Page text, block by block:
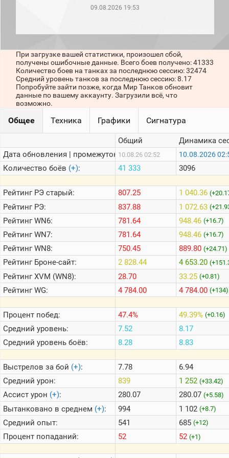
месяц)
игроков
последние
сессии)
1000
стримеров
Информация
Онлайн
Цветовая
шкала
Теlegram
ВК
Портал
Мира
09.08.2026 19:53
При загрузке вашей статистики, произошел сбой,
получены ошибочные данные. Всего боев получено: 41333
Количество боев на танках за последнюю сессию: 32474
Средний уровень танков за последнюю сессию: 8.17
Попробуйте зайти позже, когда Мир Танков обновит
данные по вашему аккаунту. Загрузили всё, что
возможно.
Общее Техника Графики Сигнатура
Дата обновления | промежуток:
Количество боёв (+):
РейтингРЭ старый:
РейтингРЭ:
РейтингWN6:
РейтингWN7:
РейтингWN8:
РейтингБроне-сайт:
РейтингXVM (WN8):
РейтингWG:
Процент побед:
Средний уровень:
Средний уровень боёв:
Выстрелов за бой (+):
Средний урон:
Ассист урон (+):
Вытанковано в среднем (+):
Средний опыт:
Процент попаданий:
Общий
10.08.26 02:52
41 333
807.25
837.88
781.64
781.64
750.45
2 828.44
28.70
4 784.00
47.4%
7.52
8.28
7.78
839
280.07
994
541
52
Динамика
10.08.2026
3096
1 040.36
1 072.63
948.46 (+16.7)
948.46 (+16.7)
889.80 (+24.71)
4 653.20
33.25 (+0.81)
4 784.00 (+134)
49.39% (+0.16)
8.17
8.83
6.94
1 252 (+33.42)
280.07 (+5.58)
1 102 (+8.7)
685 (+12)
52 (+1)